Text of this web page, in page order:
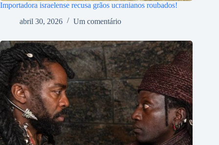
Importadora israelense recusa grãos ucranianos roubados!
abril 30, 2026
Um comentário